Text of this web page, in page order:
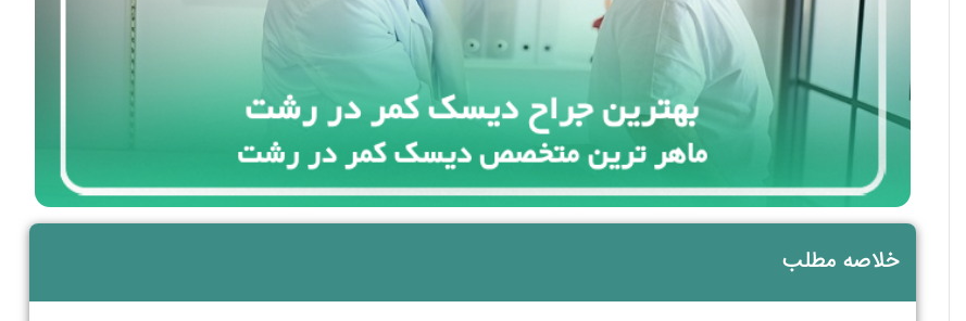
خلاصه مطلب